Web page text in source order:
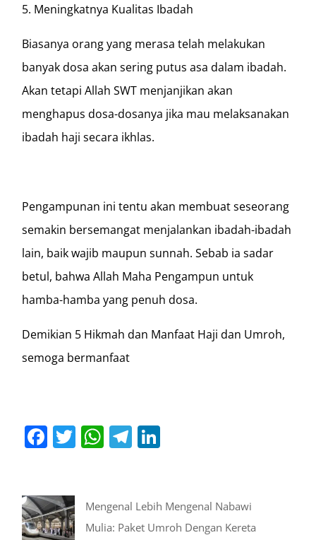
5. Meningkatnya Kualitas Ibadah
Biasanya orang yang merasa telah melakukan
banyak dosa akan sering putus asa dalam ibadah.
Akan tetapi Allah SWT menjanjikan akan
menghapus dosa-dosanya jika mau melaksanakan
ibadah haji secara ikhlas.
Pengampunan ini tentu akan membuat seseorang
semakin bersemangat menjalankan ibadah-ibadah
lain, baik wajib maupun sunnah. Sebab ia sadar
betul, bahwa Allah Maha Pengampun untuk
hamba-hamba yang penuh dosa.
Demikian 5 Hikmah dan Manfaat Haji dan Umroh,
semoga bermanfaat
Facebook
Twitter
WhatsApp
Telegram
Mengenal Lebih Mengenal Nabawi
Mulia: Paket Umroh Dengan Kereta